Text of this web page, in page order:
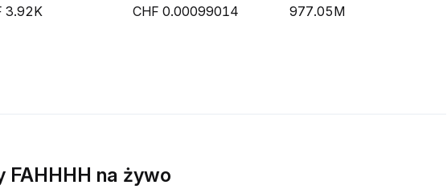
3.92K 0.00099014 977.05M
FAHHHH na żywo